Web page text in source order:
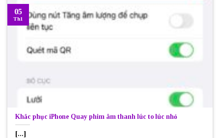
Khắc phục iPhone Quay phim âm thanh lúc to lúc nhỏ
[...]
05
Th1